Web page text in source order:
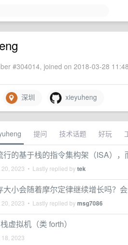
#304014, joined on 2018-03-28
深圳 xieyuheng
提问 技术话题 好玩
的基于栈的指令集构架（ISA），
20, 2023 • Lastly replied bytek
小会随着摩尔定律继续增长吗？
20, 2023 • Lastly replied bymsg7086
虚拟机（类 forth）
18, 2023